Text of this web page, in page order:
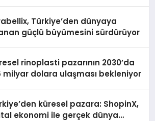
Türkiye’den dünyaya
güçlü büyümesini sürdürüyor
rinoplasti pazarının 2030’da
milyar dolara ulaşması bekleniyor
küresel pazara: ShopinX,
ekonomi ile gerçek dünya